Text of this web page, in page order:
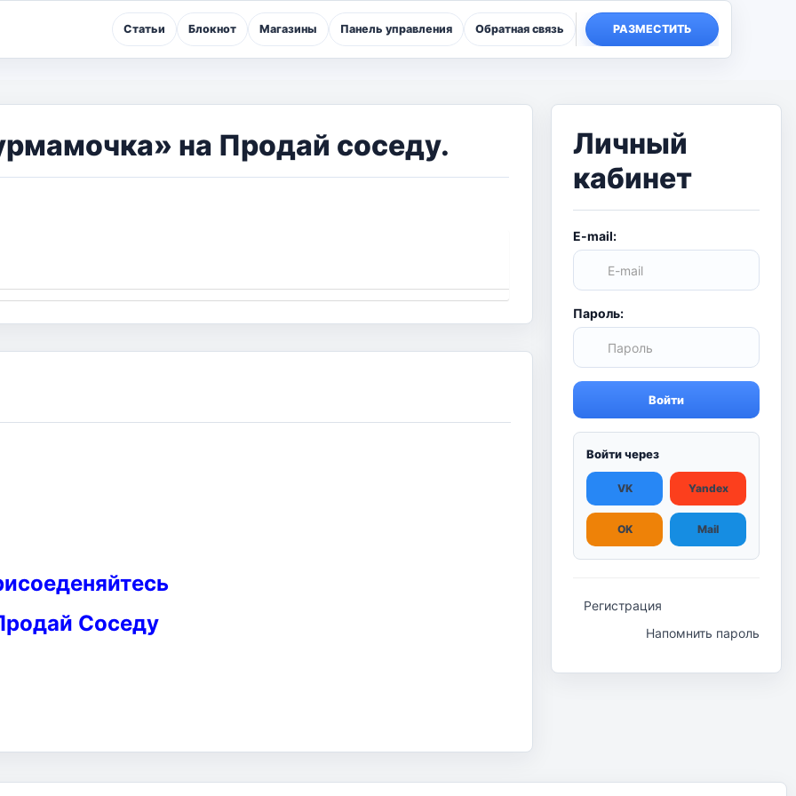
Статьи Блокнот Магазины Панель управления Обратная связь РАЗМЕСТИТЬ
на Продай соседу.
Соседу
Личный
кабинет
E-mail:
Пароль:
Войти
Войти через
VK Yandex
OK Mail
Регистрация
Напомнить пароль